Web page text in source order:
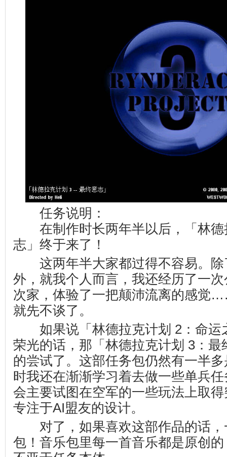
任务说明：
在制作时长两年半以后，「林德
志」终于来了！
这两年半大家都过得不容易。除
外，就我个人而言，我还经历了一
次家，体验了一把颠沛流离的感觉
就先不谈了。
如果说「林德拉克计划 2：命运
荣光的话，那「林德拉克计划 3：最
的尝试了。这部任务包仍然有一半
时我还在渐渐学习着去做一些单兵
会主要试图在空军的一些玩法上取
专注于AI盟友的设计。
对了，如果喜欢这部作品的话，
包！音乐包里每一首音乐都是原创